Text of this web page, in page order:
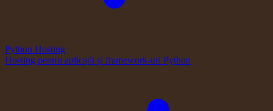
Python Hosting
Hosting pentru aplicații și framework-uri Python